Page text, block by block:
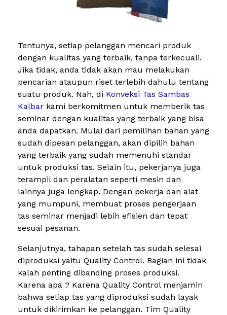
Tentunya, setiap pelanggan mencari produk
dengan kualitas yang terbaik, tanpa terkecuali.
Jika tidak, anda tidak akan mau melakukan
pencarian ataupun riset terlebih dahulu tentang
suatu produk. Nah, di Konveksi Tas Sambas
Kalbar kami berkomitmen untuk memberik tas
seminar dengan kualitas yang terbaik yang bisa
anda dapatkan. Mulai dari pemilihan bahan yang
sudah dipesan pelanggan, akan dipilih bahan
yang terbaik yang sudah memenuhi standar
untuk produksi tas. Selain itu, pekerjanya juga
terampil dan peralatan seperti mesin dan
lainnya juga lengkap. Dengan pekerja dan alat
yang mumpuni, membuat proses pengerjaan
tas seminar menjadi lebih efisien dan tepat
sesuai pesanan.
Selanjutnya, tahapan setelah tas sudah selesai
diproduksi yaitu Quality Control. Bagian ini tidak
kalah penting dibanding proses produksi.
Karena apa ? Karena Quality Control menjamin
bahwa setiap tas yang diproduksi sudah layak
untuk dikirimkan ke pelanggan. Tim Quality